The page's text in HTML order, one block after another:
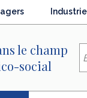
le champ
social